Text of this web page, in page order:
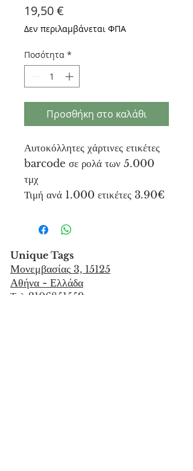
19,50 €
Δεν περιλαμβάνεται ΦΠΑ
Ποσότητα *
Προσθήκη στο καλάθι
Αυτοκόλλητες χάρτινες ετικέτες
barcode σε ρολά των 5.000
τμχ
Τιμή ανά 1.000 ετικέτες 3.90€
Unique Tags
Μονεμβασίας 3, 15125
Αθήνα - Ελλάδα
Τηλ 2106851559